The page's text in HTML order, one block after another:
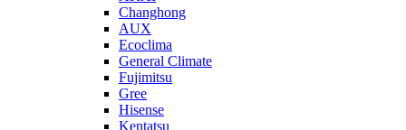
Changhong
AUX
Ecoclima
General Climate
Fujimitsu
Gree
Hisense
Kentatsu